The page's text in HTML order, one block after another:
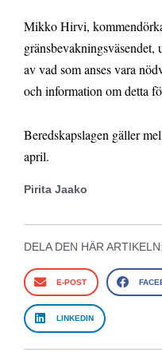
Mikko Hirvi,
av vad som anses vara
och information om detta
Beredskapslagen gäller
april.
Pirita Jaako
DELA DEN HÄR ARTIKELN:
E-POST
LINKEDIN